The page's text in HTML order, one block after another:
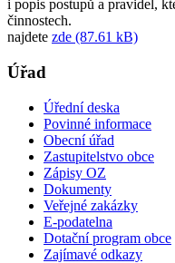
i popis postupů a pravidel,
činnostech.
najdete zde (87.61 kB)
Úřad
Úřední deska
Povinné informace
Obecní úřad
Zastupitelstvo obce
Zápisy OZ
Dokumenty
Veřejné zakázky
E-podatelna
Dotační program obce
Zajímavé odkazy